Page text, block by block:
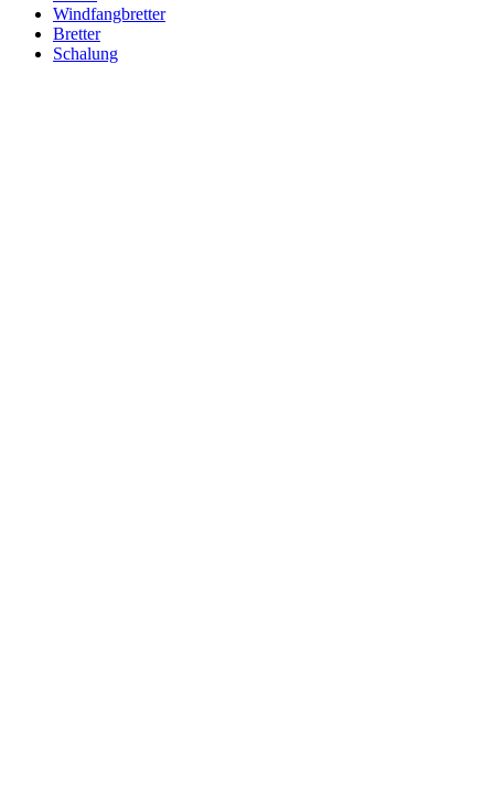
Windfangbretter
Bretter
Schalung